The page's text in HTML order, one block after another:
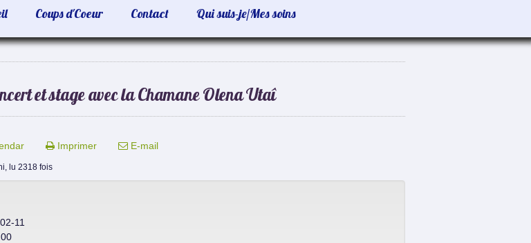
Coups d'Coeur Contact Qui suis-je/Mes soins
et stage avec la Chamane Olena Utaî
Imprimer E-mail
lu 2318 fois
11